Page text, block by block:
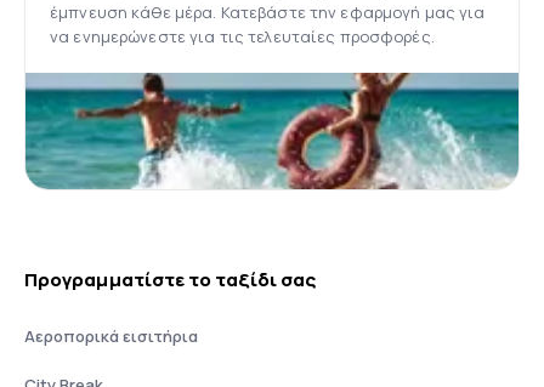
έμπνευση κάθε μέρα. Κατεβάστε την εφαρμογή μας για
να ενημερώνεστε για τις τελευταίες προσφορές.
Προγραμματίστε το ταξίδι σας
Αεροπορικά εισιτήρια